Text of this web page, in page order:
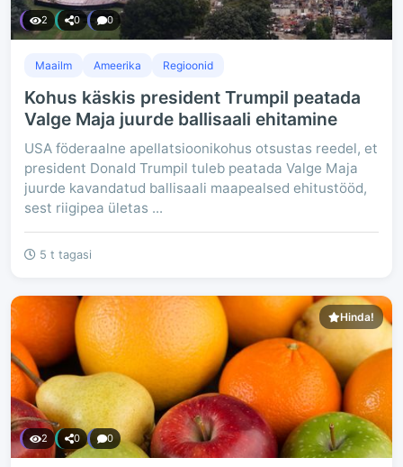
2 0 0
Maailm Ameerika Regioonid
Kohus käskis president Trumpil peatada
Valge Maja juurde ballisaali ehitamine
USA föderaalne apellatsioonikohus otsustas reedel, et
president Donald Trumpil tuleb peatada Valge Maja
juurde kavandatud ballisaali maapealsed ehitustööd,
sest riigipea ületas ...
5 t tagasi
Hinda!
2 0 0